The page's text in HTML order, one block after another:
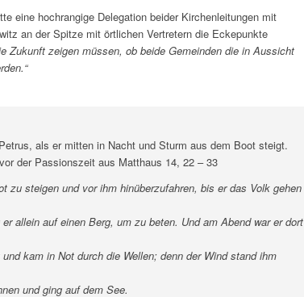
eine hochrangige Delegation beider Kirchenleitungen mit
an der Spitze mit örtlichen Vertretern die Eckepunkte
Zukunft zeigen müssen, ob beide Gemeinden die in Aussicht
als er mitten in Nacht und Sturm aus dem Boot steigt.
der Passionszeit aus Matthaus 14, 22 – 33
zu steigen und vor ihm hinüberzufahren, bis er das Volk gehen
allein auf einen Berg, um zu beten. Und am Abend war er dort
kam in Not durch die Wellen; denn der Wind stand ihm
und ging auf dem See.